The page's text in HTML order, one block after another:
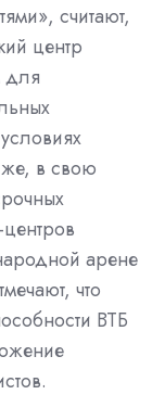
считают,
центр
для
же, в свою
арене
что
ВТБ